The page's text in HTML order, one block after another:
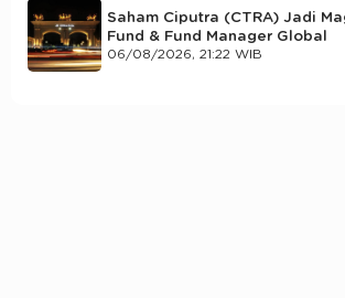
Saham Ciputra (CTRA) Jadi
Fund & Fund Manager Global
06/08/2026, 21:22 WIB